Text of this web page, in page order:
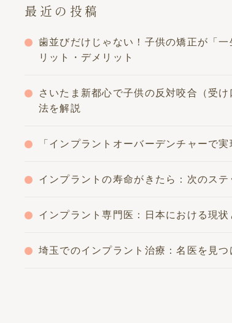
最近の投稿
歯並びだけじゃない！子供の矯正が「
リット・デメリット
さいたま新都心で子供の反対咬合（受
法を解説
「インプラントオーバーデンチャーで
インプラントの寿命がきたら：次のステ
インプラント専門医：日本における現状
埼玉でのインプラント治療：名医を見つ